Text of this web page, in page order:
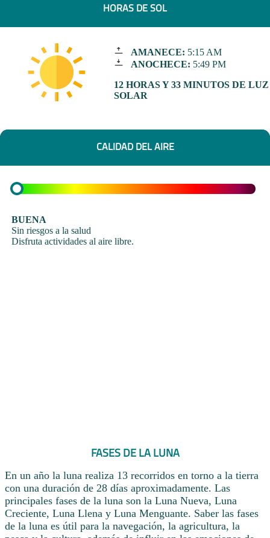
HORAS DE SOL
AMANECE: 5:15 AM
ANOCHECE: 5:49 PM
12 HORAS Y 33 MINUTOS DE LUZ
SOLAR
CALIDAD DEL AIRE
BUENA
Sin riesgos a la salud
Disfruta actividades al aire libre.
FASES DE LA LUNA
En un año la luna realiza 13 recorridos en torno a la tierra
con una duración de 28 días aproximadamente. Las
principales fases de la luna son la Luna Nueva, Luna
Creciente, Luna Llena y Luna Menguante. Saber las fases
de la luna es útil para la navegación, la agricultura, la